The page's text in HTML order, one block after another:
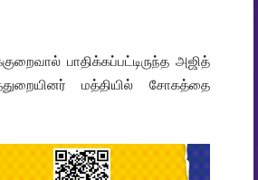
பாதிக்கப்பட்டிருந்த அஜித்
மத்தியில் சோகத்தை